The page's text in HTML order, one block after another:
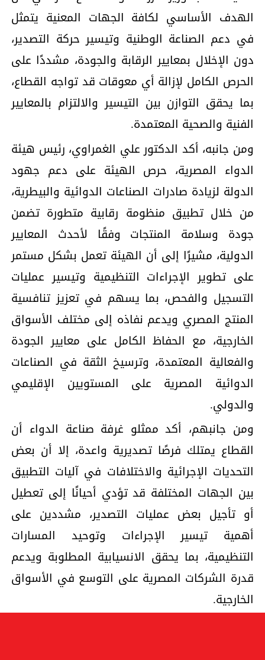
الهدف الأساسي لكافة الجهات المعنية يتمثل
في دعم الصناعة الوطنية وتيسير حركة التصدير،
دون الإخلال بمعايير الرقابة والجودة، مشددًا على
الحرص الكامل لإزالة أي معوقات قد تواجه القطاع،
بما يحقق التوازن بين التيسير والالتزام بالمعايير
الفنية والصحية المعتمدة.
ومن جانبه، أكد الدكتور علي الغمراوي، رئيس هيئة
الدواء المصرية، حرص الهيئة على دعم جهود
الدولة لزيادة صادرات الصناعات الدوائية والبيطرية،
من خلال تطبيق منظومة رقابية متطورة تضمن
جودة وسلامة المنتجات وفقًا لأحدث المعايير
الدولية، مشيرًا إلى أن الهيئة تعمل بشكل مستمر
على تطوير الإجراءات التنظيمية وتيسير عمليات
التسجيل والفحص، بما يسهم في تعزيز تنافسية
المنتج المصري ويدعم نفاذه إلى مختلف الأسواق
الخارجية، مع الحفاظ الكامل على معايير الجودة
والفعالية المعتمدة، وترسيخ الثقة في الصناعات
الدوائية المصرية على المستويين الإقليمي
والدولي.
ومن جانبهم، أكد ممثلو غرفة صناعة الدواء أن
القطاع يمتلك فرصًا تصديرية واعدة، إلا أن بعض
التحديات الإجرائية والاختلافات في آليات التطبيق
بين الجهات المختلفة قد تؤدي أحيانًا إلى تعطيل
أو تأجيل بعض عمليات التصدير، مشددين على
أهمية تيسير الإجراءات وتوحيد المسارات
التنظيمية، بما يحقق الانسيابية المطلوبة ويدعم
قدرة الشركات المصرية على التوسع في الأسواق
الخارجية.